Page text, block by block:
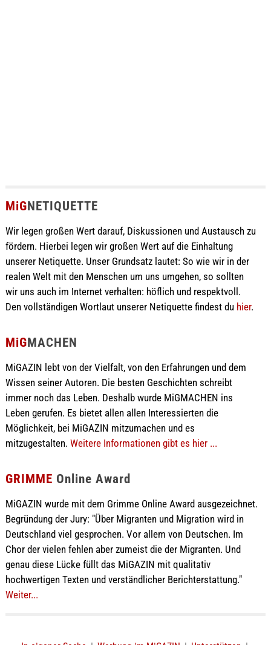
MiGNETIQUETTE
Wir legen großen Wert darauf, Diskussionen und Austausch zu
fördern. Hierbei legen wir großen Wert auf die Einhaltung
unserer Netiquette. Unser Grundsatz lautet: So wie wir in der
realen Welt mit den Menschen um uns umgehen, so sollten
wir uns auch im Internet verhalten: höflich und respektvoll.
Den vollständigen Wortlaut unserer Netiquette findest du hier.
MiGMACHEN
MiGAZIN lebt von der Vielfalt, von den Erfahrungen und dem
Wissen seiner Autoren. Die besten Geschichten schreibt
immer noch das Leben. Deshalb wurde MiGMACHEN ins
Leben gerufen. Es bietet allen allen Interessierten die
Möglichkeit, bei MiGAZIN mitzumachen und es
mitzugestalten. Weitere Informationen gibt es hier ...
GRIMME Online Award
MiGAZIN wurde mit dem Grimme Online Award ausgezeichnet.
Begründung der Jury: "Über Migranten und Migration wird in
Deutschland viel gesprochen. Vor allem von Deutschen. Im
Chor der vielen fehlen aber zumeist die der Migranten. Und
genau diese Lücke füllt das MiGAZIN mit qualitativ
hochwertigen Texten und verständlicher Berichterstattung."
Weiter...